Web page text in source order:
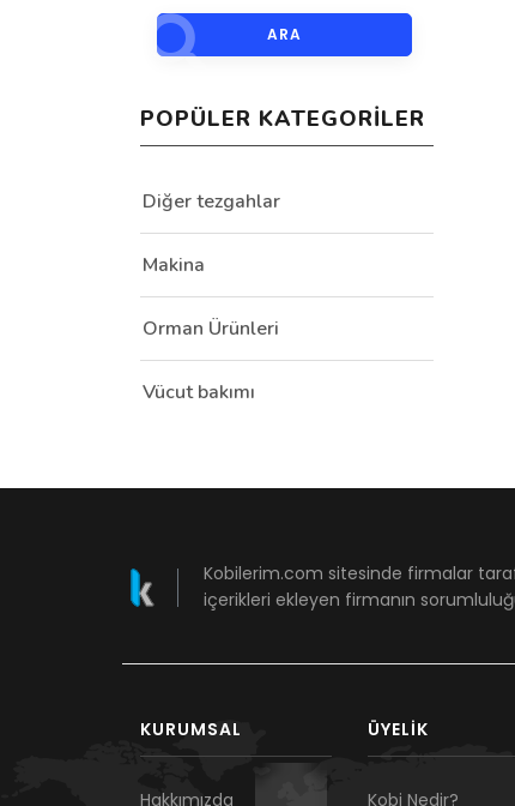
ARA
POPÜLER KATEGORILER
Diğer tezgahlar
Makina
Orman Ürünleri
Vücut bakımı
Kobilerim.com sitesinde firmalar
içerikleri ekleyen firmanın
KURUMSAL
Hakkımızda
ÜYELIK
Kobi Nedir?